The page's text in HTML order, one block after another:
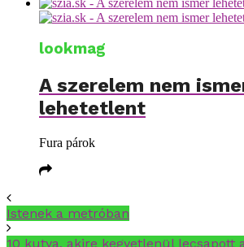
lookmag
A szerelem nem
lehetetlent
Fura párok
Istenek a metróban
10 kutya, akire kegyetlenül lecsapott